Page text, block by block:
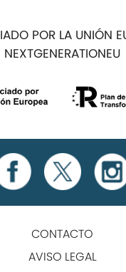
POR LA UNIÓN
NEXTGENERATIONEU
CONTACTO
AVISO LEGAL